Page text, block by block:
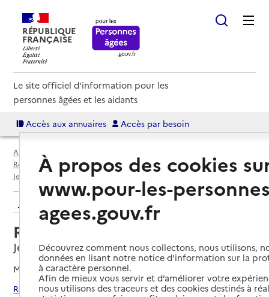
RÉPUBLIQUE
FRANÇAISE
Le site officiel d'information pour les
personnes âgées et les aidants
Accès aux annuaires Accès par besoin
Accueil
Résidences autonomie par département
Nord (59)
Jeumont
Résidence autonomie Soleil
Retour aux résultats de l'annuaire
Résidence autonomie Soleil
Jeumont, NORD
Mis à jour le25/09/2025
Rechercher les établissements autour de Jeumont
À propos des cookies
www.pour-les-
agees.gouv.fr
Découvrez comment nous collectons, nous utilisons,
données en lisant notre notice d’information sur la
à caractère personnel.
Afin de mieux vous servir et d’améliorer votre
nous utilisons des traceurs et des cookies destinés à